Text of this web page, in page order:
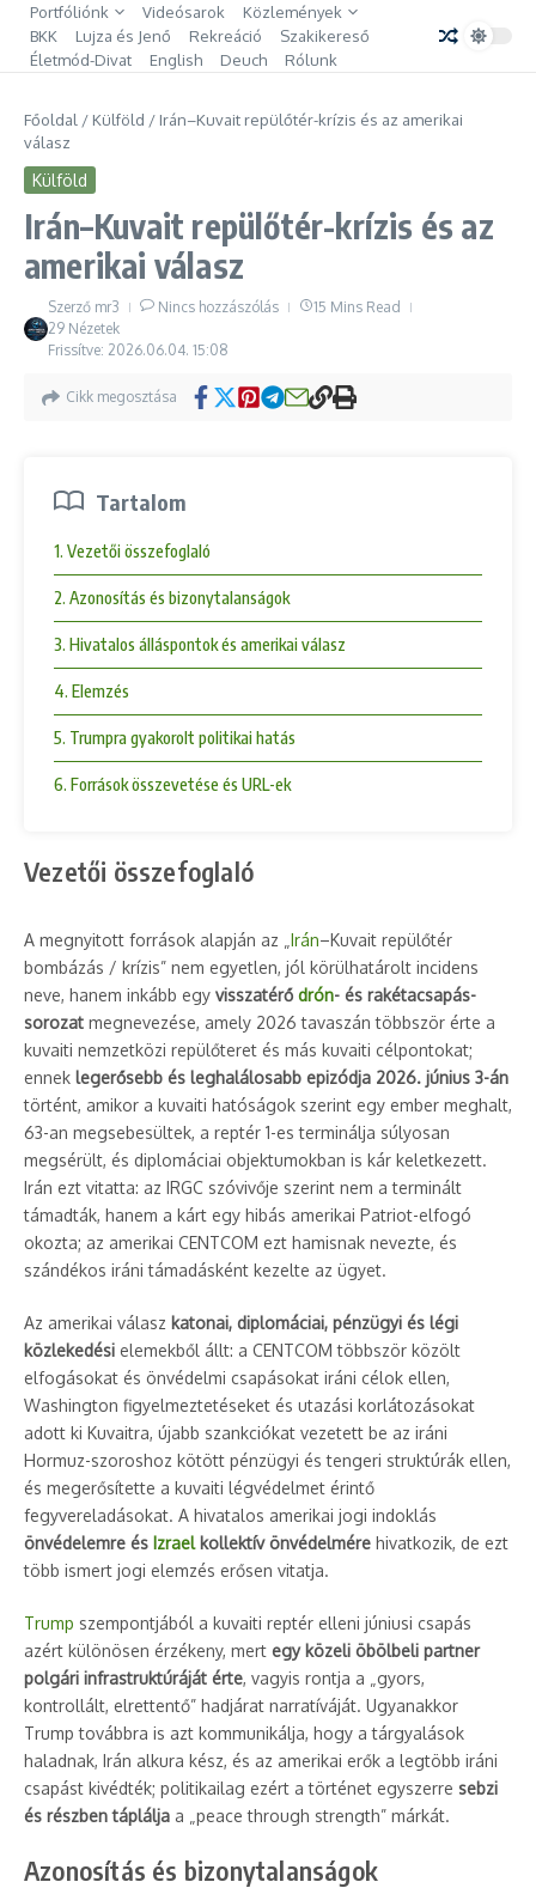
Ugrás a tartalomhoz
Portfóliónk Videósarok
Közlemények
BKK
Lujza és Jenő Rekreáció
Szakikereső
Életmód-Divat
English Deuch Rólunk
Főoldal / Külföld / Irán–Kuvait repülőtér-krízis és az amerikai
válasz
Külföld
Irán–Kuvait repülőtér-krízis és az
amerikai válasz
Szerző mr3 Nincs hozzászólás
15 Mins Read
29 Nézetek
Frissítve: 2026.06.04. 15:08
Cikk megosztása
Tartalom
1. Vezetői összefoglaló
2. Azonosítás és bizonytalanságok
3. Hivatalos álláspontok és amerikai válasz
4. Elemzés
5. Trumpra gyakorolt politikai hatás
6. Források összevetése és URL-ek
Vezetői összefoglaló
A megnyitott források alapján az „ Irán–Kuvait repülőtér
bombázás / krízis” nem egyetlen, jól körülhatárolt incidens
neve, hanem inkább egy visszatérő drón- és rakétacsapás-
sorozat megnevezése, amely 2026 tavaszán többször érte a
kuvaiti nemzetközi repülőteret és más kuvaiti célpontokat;
ennek legerősebb és leghalálosabb epizódja 2026. június 3-án
történt, amikor a kuvaiti hatóságok szerint egy ember meghalt,
63-an megsebesültek, a reptér 1-es terminálja súlyosan
megsérült, és diplomáciai objektumokban is kár keletkezett.
Irán ezt vitatta: az IRGC szóvivője szerint nem a terminált
támadták, hanem a kárt egy hibás amerikai Patriot-elfogó
okozta; az amerikai CENTCOM ezt hamisnak nevezte, és
szándékos iráni támadásként kezelte az ügyet.
Az amerikai válasz katonai, diplomáciai, pénzügyi és légi
közlekedési elemekből állt: a CENTCOM többször közölt
elfogásokat és önvédelmi csapásokat iráni célok ellen,
Washington figyelmeztetéseket és utazási korlátozásokat
adott ki Kuvaitra, újabb szankciókat vezetett be az iráni
Hormuz-szoroshoz kötött pénzügyi és tengeri struktúrák ellen,
és megerősítette a kuvaiti légvédelmet érintő
fegyvereladásokat. A hivatalos amerikai jogi indoklás
önvédelemre és Izraelkollektív önvédelmére hivatkozik, de ezt
több ismert jogi elemzés erősen vitatja.
Trump szempontjából a kuvaiti reptér elleni júniusi csapás
azért különösen érzékeny, mert egy közeli öbölbeli partner
polgári infrastruktúráját érte, vagyis rontja a „gyors,
kontrollált, elrettentő” hadjárat narratíváját. Ugyanakkor
Trump továbbra is azt kommunikálja, hogy a tárgyalások
haladnak, Irán alkura kész, és az amerikai erők a legtöbb iráni
csapást kivédték; politikailag ezért a történet egyszerre sebzi
és részben táplálja a „peace through strength” márkát.
Azonosítás és bizonytalanságok